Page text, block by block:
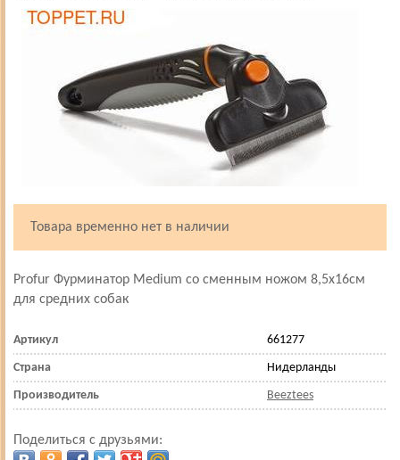
Товара временно нет в наличии
Profur Фурминатор Medium со сменным ножом 8,5х16см
для средних собак
Артикул 661277
Страна Нидерланды
Производитель Beeztees
Поделиться с друзьями: